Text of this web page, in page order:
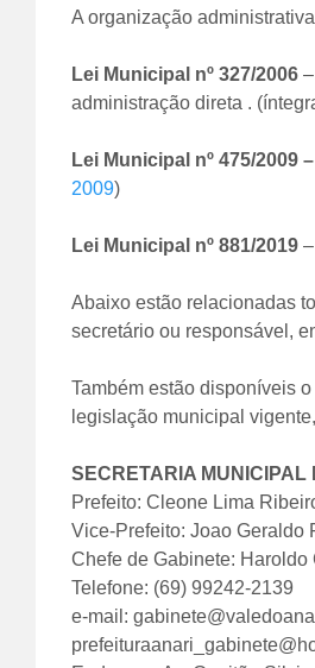
A organização
Lei Municipal nº 327/2006
administração direta .
Lei Municipal nº 475/2009 –
2009)
Lei Municipal nº 881/2019
Abaixo estão relacionadas
secretário ou responsável,
Também estão disponíveis
legislação municipal
SECRETARIA MUNICIPAL
Prefeito: Cleone Lima
Vice-Prefeito: Joao Geraldo
Chefe de Gabinete:
Telefone: (69) 99242-2139
e-mail: